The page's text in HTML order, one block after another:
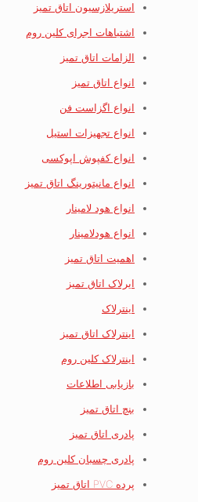
استریلازسیون اتاق تمیز
اشتباهات اجرای کلین روم
الزامات اتاق تمیز
انواع اتاق تمیز
انواع اگزاست فن
انواع تجهیزات استیل
انواع کفپوش اپوکسی
انواع مانیتورینگ اتاق تمیز
انواع هود لامینار
انواع هودلامینار
اهمیت اتاق تمیز
ایرلاک اتاق تمیز
اینترلاک
اینترلاک اتاق تمیز
اینترلاک کلین روم
بازیابی اطلاعات
بنچ اتاق تمیز
پادری اتاق تمیز
پادری چسبان کلین روم
پرده PVC اتاق تمیز